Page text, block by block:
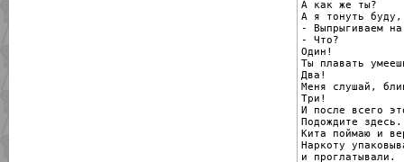
А как же ты?
А я тонуть
- Выпрыгиваем
- Что?
Один!
Ты плавать
Два!
Меня слушай,
Три!
И после всего
Подождите здесь.
Кита поймаю и
Наркоту
и проглатывали.